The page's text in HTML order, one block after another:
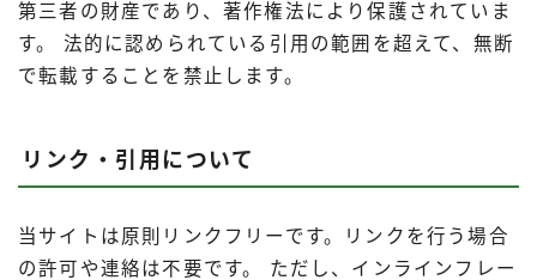
第三者の財産であり、著作権法により保護されていま
す。 法的に認められている引用の範囲を超えて、無断
で転載することを禁止します。
リンク・引用について
当サイトは原則リンクフリーです。リンクを行う場合
の許可や連絡は不要です。 ただし、インラインフレー